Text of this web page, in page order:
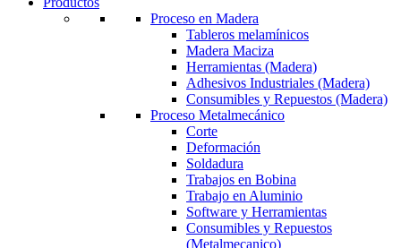
Proceso en Madera
Tableros melamínicos
Madera Maciza
Herramientas (Madera)
Adhesivos Industriales (Madera)
Consumibles y Repuestos (Madera)
Proceso Metalmecánico
Corte
Deformación
Soldadura
Trabajos en Bobina
Trabajo en Aluminio
Software y Herramientas
Consumibles y Repuestos
(Metalmecanico)